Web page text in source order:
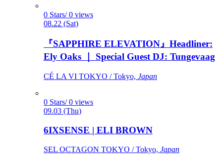
0 Stars/ 0 views
08.22 (Sat)
『SAPPHIRE ELEVATION』Headliner:
Ely Oaks ｜ Special Guest DJ: Tungevaag
CÉ LA VI TOKYO / Tokyo, Japan
0 Stars/ 0 views
09.03 (Thu)
6IXSENSE | ELI BROWN
SEL OCTAGON TOKYO / Tokyo, Japan